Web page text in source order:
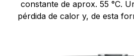
constante de aprox. 55 °C.
pérdida de calor y, de esta